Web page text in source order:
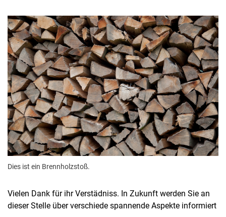
Kurzfilme
Medienbeiträge
Jahresberichte
Absolvent:innen-Jahrgänge
Abgeschlossene Promotionen
Pressearchiv
Witzenhausen und der Kolonialismus
Dies ist ein Brennholzstoß.
Vielen Dank für ihr Verstädniss. In Zukunft werden Sie an
dieser Stelle über verschiede spannende Aspekte informiert